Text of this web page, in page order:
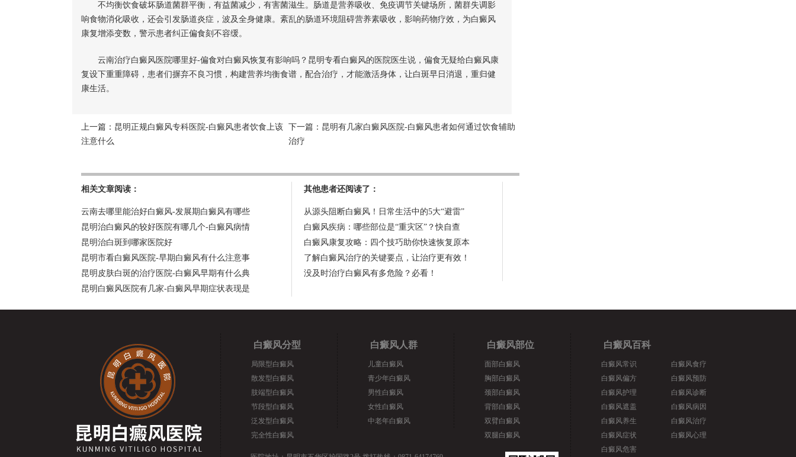
不均衡饮食破坏肠道菌群平衡，有益菌减少，有害菌滋生。肠道是营养吸收、免疫调节关键场所，菌群失调影
响食物消化吸收，还会引发肠道炎症，波及全身健康。紊乱的肠道环境阻碍营养素吸收，影响药物疗效，为白癜风
康复增添变数，警示患者纠正偏食刻不容缓。
云南治疗白癜风医院哪里好-偏食对白癜风恢复有影响吗？昆明专看白癜风的医院医生说，偏食无疑给白癜风康
复设下重重障碍，患者们摒弃不良习惯，构建营养均衡食谱，配合治疗，才能激活身体，让白斑早日消退，重归健
康生活。
上一篇： 昆明正规白癜风专科医院-白癜风患者饮食上该
注意什么
下一篇： 昆明有几家白癜风医院-白癜风患者如何通过饮食辅助
治疗
相关文章阅读：
云南去哪里能治好白癜风-发展期白癜风有哪些
昆明治白癜风的较好医院有哪几个-白癜风病情
昆明治白斑到哪家医院好
昆明市看白癜风医院-早期白癜风有什么注意事
昆明皮肤白斑的治疗医院-白癜风早期有什么典
昆明白癜风医院有几家-白癜风早期症状表现是
其他患者还阅读了：
从源头阻断白癜风！日常生活中的5大“避雷”
白癜风疾病：哪些部位是“重灾区”？快自查
白癜风康复攻略：四个技巧助你快速恢复原本
了解白癜风治疗的关键要点，让治疗更有效！
没及时治疗白癜风有多危险？必看！
白癜风分型
局限型白癜风
散发型白癜风
肢端型白癜风
节段型白癜风
泛发型白癜风
完全性白癜风
白癜风人群
儿童白癜风
青少年白癜风
男性白癜风
女性白癜风
中老年白癜风
白癜风部位
面部白癜风
胸部白癜风
颈部白癜风
背部白癜风
双臂白癜风
双腿白癜风
白癜风百科
白癜风常识
白癜风偏方
白癜风护理
白癜风遮盖
白癜风养生
白癜风症状
白癜风危害
白癜风食疗
白癜风预防
白癜风诊断
白癜风病因
白癜风治疗
白癜风心理